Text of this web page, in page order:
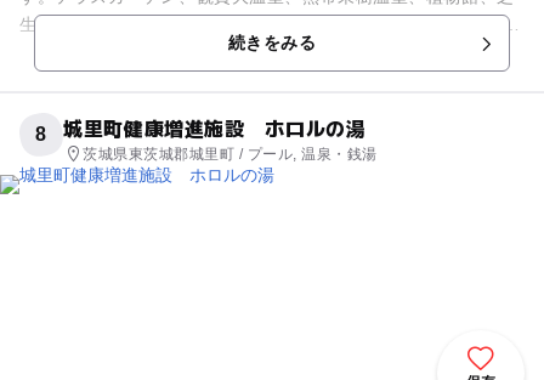
生園、ロックガーデン、水戸 養命酒薬用ハーブ園などを備えた
洋風の庭園となっていま...続きをみる
8 城里町健康増進施設 ホロルの湯
茨城県東茨城郡城里町 / プール, 温泉・銭湯